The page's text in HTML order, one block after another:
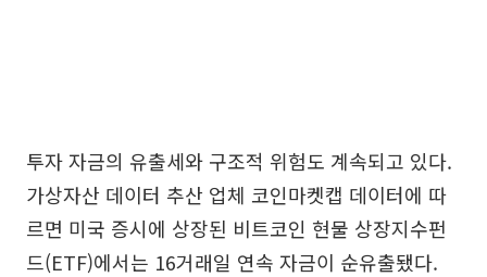
투자 자금의 유출세와 구조적 위험도 계속되고 있다.
가상자산 데이터 추산 업체 코인마켓캡 데이터에 따
르면 미국 증시에 상장된 비트코인 현물 상장지수펀
드(ETF)에서는 16거래일 연속 자금이 순유출됐다.